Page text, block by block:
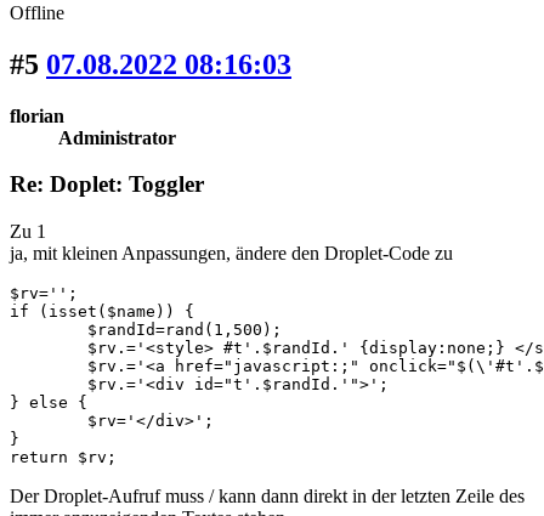
Offline
#5 07.08.2022 08:16:03
florian
Administrator
Re: Doplet: Toggler
Zu 1
ja, mit kleinen Anpassungen, ändere den Droplet-Code zu
$rv='';
if (isset($name)) {
} else {
}
return $rv;
Der Droplet-Aufruf muss / kann dann direkt in der letzten Zeile des